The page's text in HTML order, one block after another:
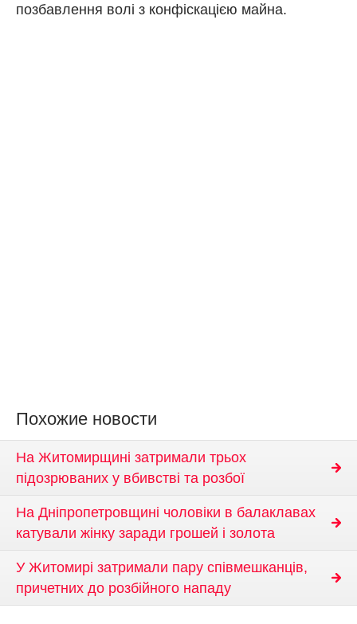
позбавлення волі з конфіскацією майна.
Похожие новости
На Житомирщині затримали трьох
підозрюваних у вбивстві та розбої
На Дніпропетровщині чоловіки в балаклавах
катували жінку заради грошей і золота
У Житомирі затримали пару співмешканців,
причетних до розбійного нападу